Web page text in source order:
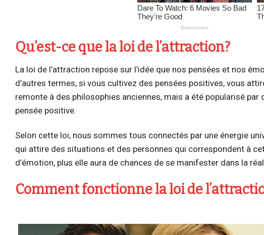
Qu’est-ce que la loi de l’attraction?
La loi de l’attraction repose sur l’idée que nos pensées et nos
d’autres termes, si vous cultivez des pensées positives, vous
remonte à des philosophies anciennes, mais a été popularisé
pensée positive.
Selon cette loi, nous sommes tous connectés par une énergie
qui attire des situations et des personnes qui correspondent à
d’émotion, plus elle aura de chances de se manifester dans la
Comment fonctionne la loi de